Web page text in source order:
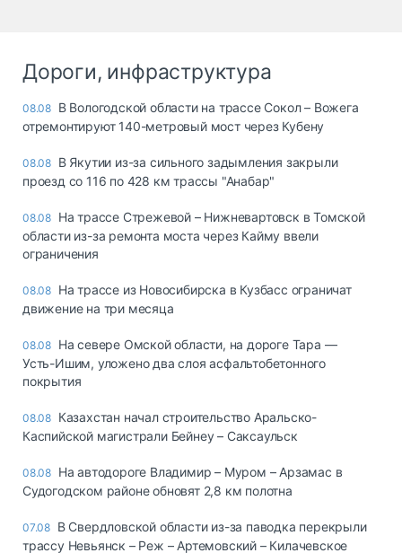
Дороги, инфраструктура
08.08 В Вологодской области на трассе Сокол – Вожега
отремонтируют 140-метровый мост через Кубену
08.08 В Якутии из-за сильного задымления закрыли
проезд со 116 по 428 км трассы "Анабар"
08.08 На трассе Стрежевой – Нижневартовск в Томской
области из-за ремонта моста через Кайму ввели
ограничения
08.08 На трассе из Новосибирска в Кузбасс ограничат
движение на три месяца
08.08 На севере Омской области, на дороге Тара —
Усть-Ишим, уложено два слоя асфальтобетонного
покрытия
08.08 Казахстан начал строительство Аральско-
Каспийской магистрали Бейнеу – Саксаульск
08.08 На автодороге Владимир – Муром – Арзамас в
Судогодском районе обновят 2,8 км полотна
07.08 В Свердловской области из-за паводка перекрыли
трассу Невьянск – Реж – Артемовский – Килачевское